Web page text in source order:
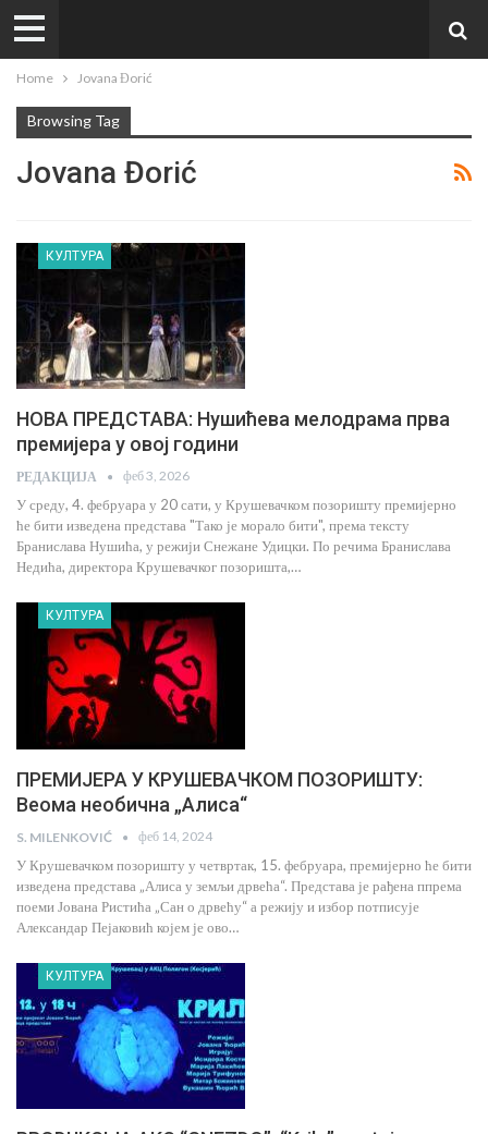
Home Jovana Đorić
Browsing Tag
Jovana Đorić
КУЛТУРА
НОВА ПРЕДСТАВА: Нушићева мелодрама прва
премијера у овој години
РЕДАКЦИЈА феб 3, 2026
У среду, 4. фебруара у 20 сати, у Крушевачком позоришту премијерно
ће бити изведена представа "Тако је морало бити", према тексту
Бранислава Нушића, у режији Снежане Удицки. По речима Бранислава
Недића, директора Крушевачког позоришта,…
КУЛТУРА
ПРЕМИЈЕРА У КРУШЕВАЧКОМ ПОЗОРИШТУ:
Веома необична „Алиса“
S. MILENKOVIĆ феб 14, 2024
У Крушевачком позоришту у четвртак, 15. фебруара, премијерно ће бити
изведена представа „Алиса у земљи дрвећа“. Представа је рађена ппрема
поеми Јована Ристића „Сан о дрвећу“ а режију и избор потписује
Александар Пејаковић којем је ово…
КУЛТУРА